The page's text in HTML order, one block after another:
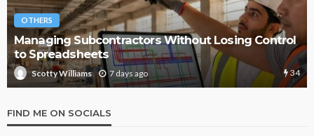
OTHERS
Managing Subcontractors Without Losing Control
to Spreadsheets
Scotty Williams 7 days ago 34
FIND ME ON SOCIALS